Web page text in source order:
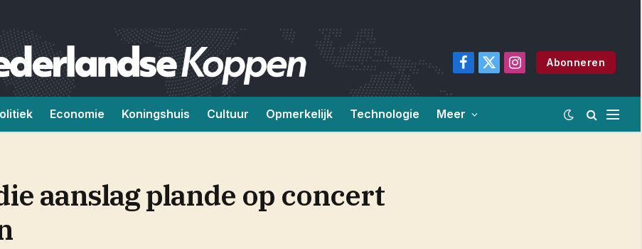
Facebook
X
Instagram
Abonneren
Economie Koningshuis Cultuur Opmerkelijk Technologie Meer
aanslag plande op concert